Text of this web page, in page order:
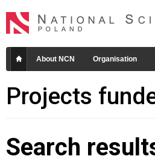
About NCN Organisation
Projects
Search